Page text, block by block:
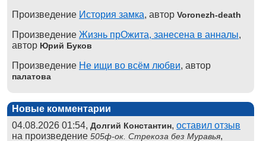
Произведение История замка, автор Voronezh-death
Произведение Жизнь прОжита, занесена в анналы,
автор Юрий Буков
Произведение Не ищи во всём любви, автор
палатова
Новые комментарии
04.08.2026 01:54, Долгий Константин, оставил отзыв
на произведение 505ф-ок. Стрекоза без Муравья,